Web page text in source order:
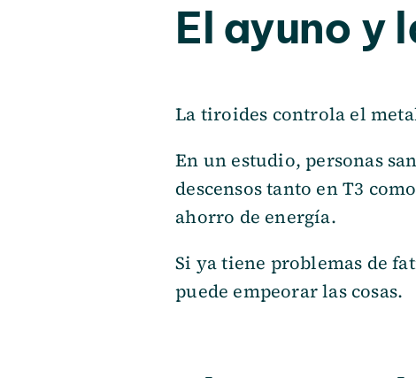
El ayuno y
La tiroides controla el
En un estudio, personas
descensos tanto en T3
ahorro de energía.
Si ya tiene problemas de
puede empeorar las cosas.